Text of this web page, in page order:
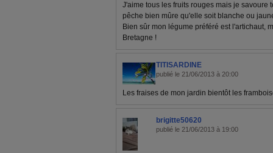
J'aime tous les fruits rouges mais je savoure
pêche bien mûre qu'elle soit blanche ou
Bien sûr mon légume préféré est l'artichaut,
Bretagne !
TITISARDINE
publié le 21/06/2013 à 20:00
Les fraises de mon jardin bientôt les
brigitte50620
publié le 21/06/2013 à 19:00